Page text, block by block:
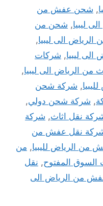
, شحن عفش من
ليبيا, شحن من
الى ليبيا,
ليبيا, شركات
من الرياض الى ليبيا,
, شركة شحن
, شركة شحن دولي,
نقل اثاث, شركة
نقل عفش من
من الرياض لليبيا, من
السوق المفتوح, نقل
من الرياض الى